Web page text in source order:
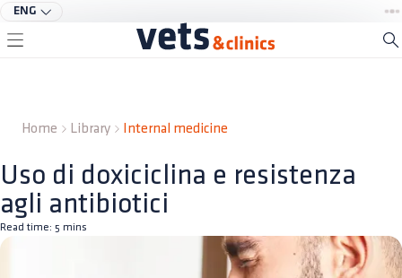
ENG
Home Library Internal medicine
Uso di doxiciclina e resistenza
agli antibiotici
Read time: 5 mins